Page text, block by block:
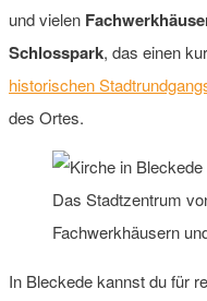
und vielen
Schlosspark, das einen
historischen
des Ortes.
Das Stadtzentrum
Fachwerkhäusern
In Bleckede kannst du für